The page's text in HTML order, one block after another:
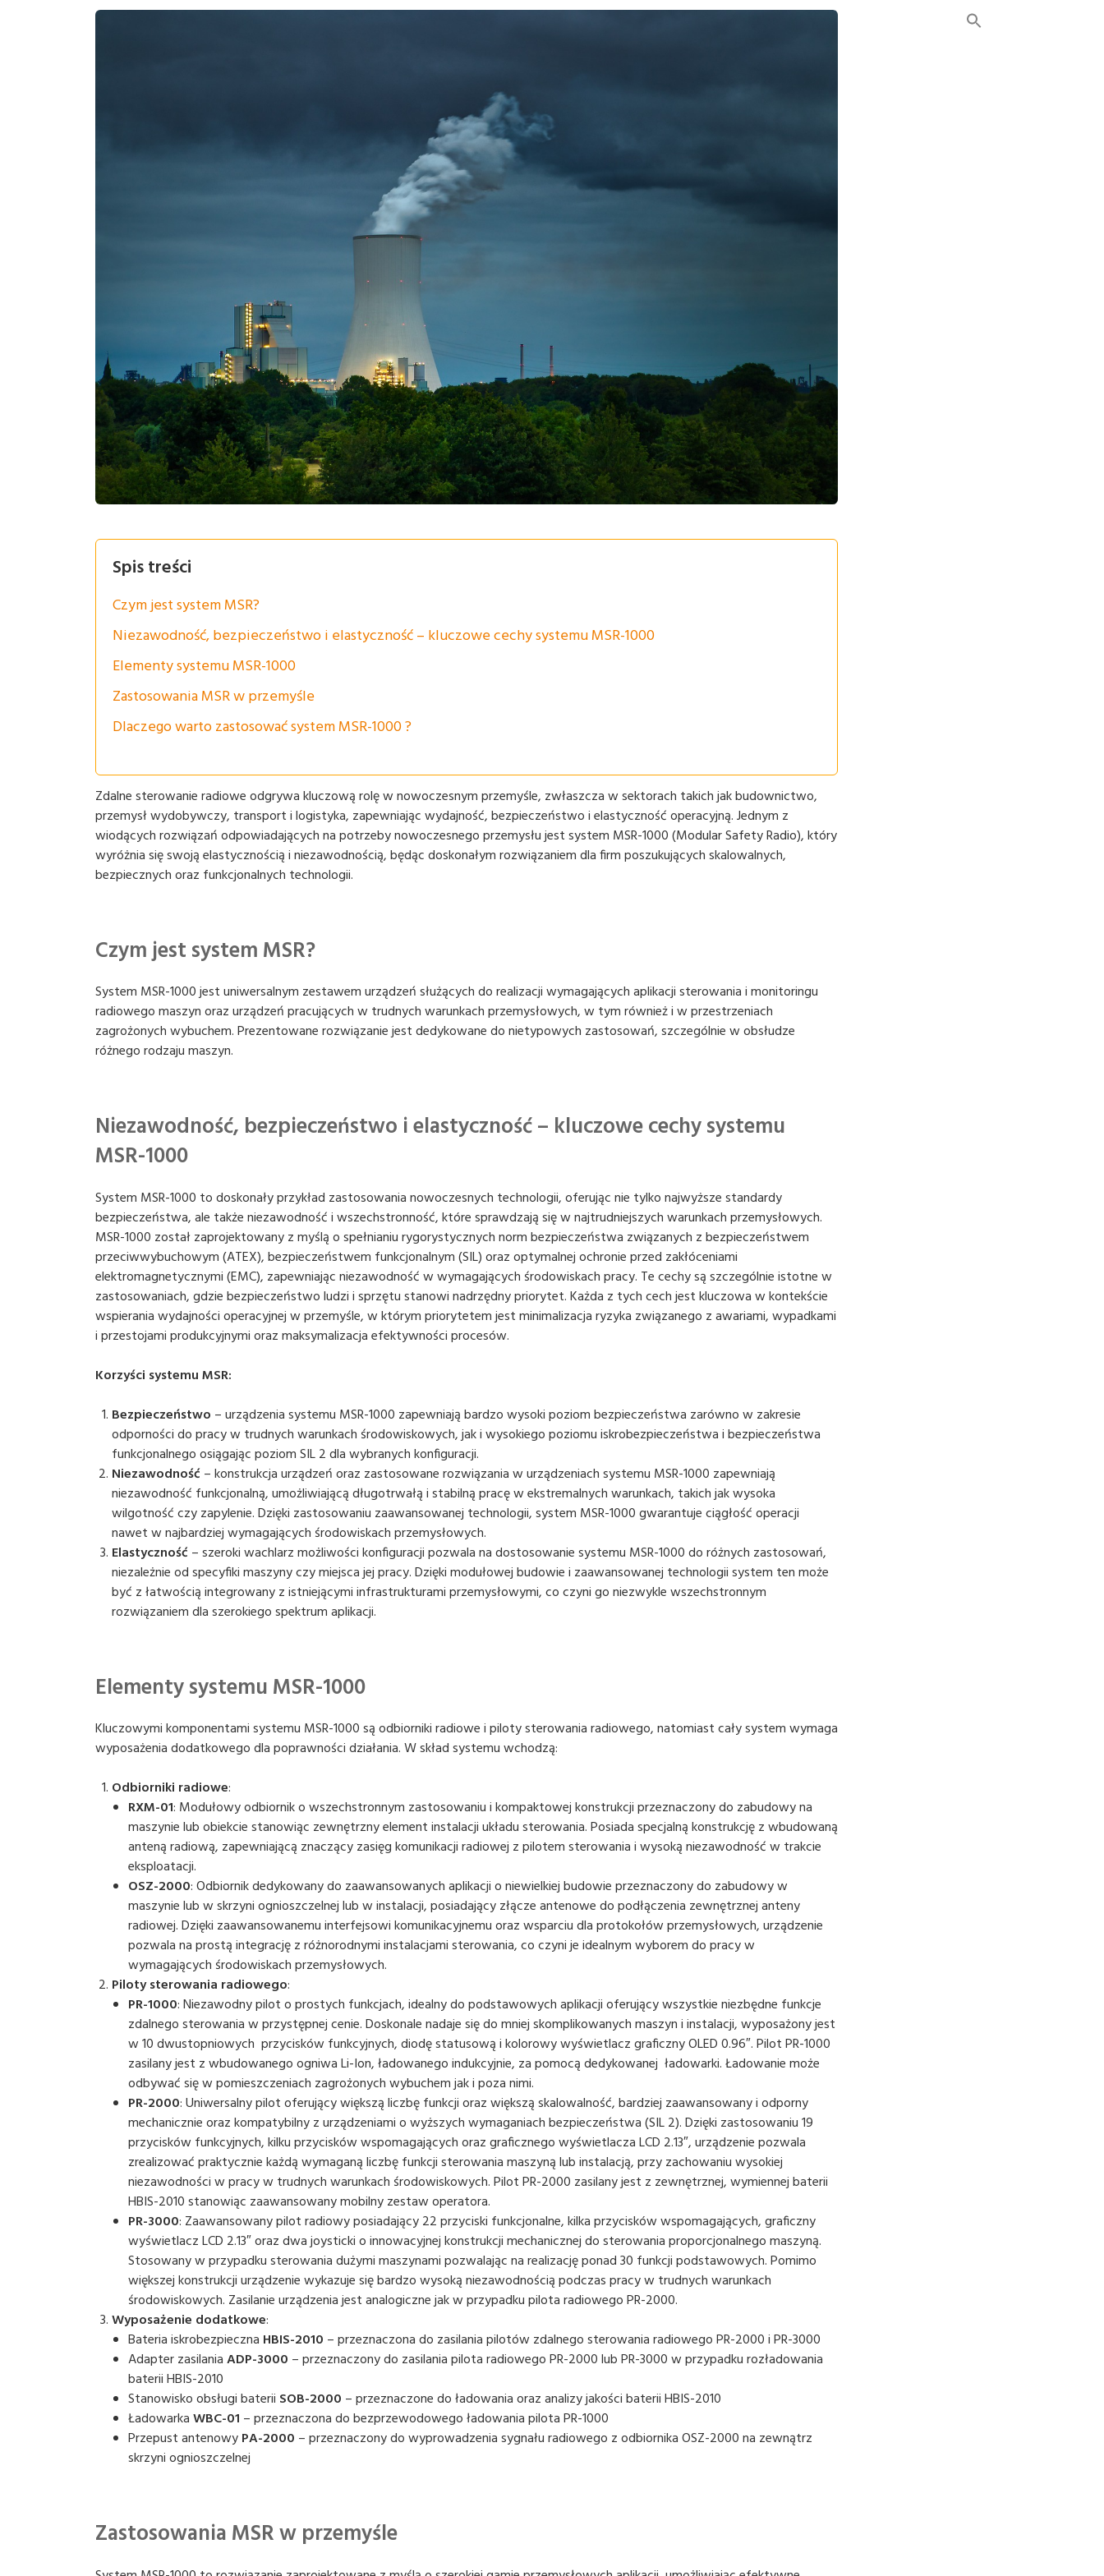
Spis treści
Czym jest system MSR?
Niezawodność, bezpieczeństwo i elastyczność – kluczowe cechy systemu MSR-1000
Elementy systemu MSR-1000
Zastosowania MSR w przemyśle
Dlaczego warto zastosować system MSR-1000 ?
Zdalne sterowanie radiowe odgrywa kluczową rolę w nowoczesnym przemyśle, zwłaszcza w sektorach takich jak budownictwo,
przemysł wydobywczy, transport i logistyka, zapewniając wydajność, bezpieczeństwo i elastyczność operacyjną. Jednym z
wiodących rozwiązań odpowiadających na potrzeby nowoczesnego przemysłu jest system MSR-1000 (Modular Safety Radio), który
wyróżnia się swoją elastycznością i niezawodnością, będąc doskonałym rozwiązaniem dla firm poszukujących skalowalnych,
bezpiecznych oraz funkcjonalnych technologii.
Czym jest system MSR?
System MSR-1000 jest uniwersalnym zestawem urządzeń służących do realizacji wymagających aplikacji sterowania i monitoringu
radiowego maszyn oraz urządzeń pracujących w trudnych warunkach przemysłowych, w tym również i w przestrzeniach
zagrożonych wybuchem. Prezentowane rozwiązanie jest dedykowane do nietypowych zastosowań, szczególnie w obsłudze
różnego rodzaju maszyn.
Niezawodność, bezpieczeństwo i elastyczność – kluczowe cechy systemu
MSR-1000
System MSR-1000 to doskonały przykład zastosowania nowoczesnych technologii, oferując nie tylko najwyższe standardy
bezpieczeństwa, ale także niezawodność i wszechstronność, które sprawdzają się w najtrudniejszych warunkach przemysłowych.
MSR-1000 został zaprojektowany z myślą o spełnianiu rygorystycznych norm bezpieczeństwa związanych z bezpieczeństwem
przeciwwybuchowym (ATEX), bezpieczeństwem funkcjonalnym (SIL) oraz optymalnej ochronie przed zakłóceniami
elektromagnetycznymi (EMC), zapewniając niezawodność w wymagających środowiskach pracy. Te cechy są szczególnie istotne w
zastosowaniach, gdzie bezpieczeństwo ludzi i sprzętu stanowi nadrzędny priorytet. Każda z tych cech jest kluczowa w kontekście
wspierania wydajności operacyjnej w przemyśle, w którym priorytetem jest minimalizacja ryzyka związanego z awariami, wypadkami
i przestojami produkcyjnymi oraz maksymalizacja efektywności procesów.
Korzyści systemu MSR:
Bezpieczeństwo – urządzenia systemu MSR-1000 zapewniają bardzo wysoki poziom bezpieczeństwa zarówno w zakresie
odporności do pracy w trudnych warunkach środowiskowych, jak i wysokiego poziomu iskrobezpieczeństwa i bezpieczeństwa
funkcjonalnego osiągając poziom SIL 2 dla wybranych konfiguracji.
Niezawodność– konstrukcja urządzeń oraz zastosowane rozwiązania w urządzeniach systemu MSR-1000 zapewniają
niezawodność funkcjonalną, umożliwiającą długotrwałą i stabilną pracę w ekstremalnych warunkach, takich jak wysoka
wilgotność czy zapylenie. Dzięki zastosowaniu zaawansowanej technologii, system MSR-1000 gwarantuje ciągłość operacji
nawet w najbardziej wymagających środowiskach przemysłowych.
Elastyczność– szeroki wachlarz możliwości konfiguracji pozwala na dostosowanie systemu MSR-1000 do różnych zastosowań,
niezależnie od specyfiki maszyny czy miejsca jej pracy. Dzięki modułowej budowie i zaawansowanej technologii system ten może
być z łatwością integrowany z istniejącymi infrastrukturami przemysłowymi, co czyni go niezwykle wszechstronnym
rozwiązaniem dla szerokiego spektrum aplikacji.
Elementy systemu MSR-1000
Kluczowymi komponentami systemu MSR-1000 są odbiorniki radiowe i piloty sterowania radiowego, natomiast cały system wymaga
wyposażenia dodatkowego dla poprawności działania. W skład systemu wchodzą:
Odbiorniki radiowe:
RXM-01: Modułowy odbiornik o wszechstronnym zastosowaniu i kompaktowej konstrukcji przeznaczony do zabudowy na
maszynie lub obiekcie stanowiąc zewnętrzny element instalacji układu sterowania. Posiada specjalną konstrukcję z wbudowaną
anteną radiową, zapewniającą znaczący zasięg komunikacji radiowej z pilotem sterowania i wysoką niezawodność w trakcie
eksploatacji.
OSZ-2000: Odbiornik dedykowany do zaawansowanych aplikacji o niewielkiej budowie przeznaczony do zabudowy w
maszynie lub w skrzyni ognioszczelnej lub w instalacji, posiadający złącze antenowe do podłączenia zewnętrznej anteny
radiowej. Dzięki zaawansowanemu interfejsowi komunikacyjnemu oraz wsparciu dla protokołów przemysłowych, urządzenie
pozwala na prostą integrację z różnorodnymi instalacjami sterowania, co czyni je idealnym wyborem do pracy w
wymagających środowiskach przemysłowych.
Piloty sterowania radiowego:
PR-1000: Niezawodny pilot o prostych funkcjach, idealny do podstawowych aplikacji oferujący wszystkie niezbędne funkcje
zdalnego sterowania w przystępnej cenie. Doskonale nadaje się do mniej skomplikowanych maszyn i instalacji, wyposażony jest
w 10 dwustopniowych przycisków funkcyjnych, diodę statusową i kolorowy wyświetlacz graficzny OLED 0.96″. Pilot PR-1000
zasilany jest z wbudowanego ogniwa Li-Ion, ładowanego indukcyjnie, za pomocą dedykowanej ładowarki. Ładowanie może
odbywać się w pomieszczeniach zagrożonych wybuchem jak i poza nimi.
PR-2000: Uniwersalny pilot oferujący większą liczbę funkcji oraz większą skalowalność, bardziej zaawansowany i odporny
mechanicznie oraz kompatybilny z urządzeniami o wyższych wymaganiach bezpieczeństwa (SIL 2). Dzięki zastosowaniu 19
przycisków funkcyjnych, kilku przycisków wspomagających oraz graficznego wyświetlacza LCD 2.13″, urządzenie pozwala
zrealizować praktycznie każdą wymaganą liczbę funkcji sterowania maszyną lub instalacją, przy zachowaniu wysokiej
niezawodności w pracy w trudnych warunkach środowiskowych. Pilot PR-2000 zasilany jest z zewnętrznej, wymiennej baterii
HBIS-2010 stanowiąc zaawansowany mobilny zestaw operatora.
PR-3000: Zaawansowany pilot radiowy posiadający 22 przyciski funkcjonalne, kilka przycisków wspomagających, graficzny
wyświetlacz LCD 2.13″ oraz dwa joysticki o innowacyjnej konstrukcji mechanicznej do sterowania proporcjonalnego maszyną.
Stosowany w przypadku sterowania dużymi maszynami pozwalając na realizację ponad 30 funkcji podstawowych. Pomimo
większej konstrukcji urządzenie wykazuje się bardzo wysoką niezawodnością podczas pracy w trudnych warunkach
środowiskowych. Zasilanie urządzenia jest analogiczne jak w przypadku pilota radiowego PR-2000.
Wyposażenie dodatkowe:
Bateria iskrobezpieczna HBIS-2010 – przeznaczona do zasilania pilotów zdalnego sterowania radiowego PR-2000 i PR-3000
Adapter zasilaniaADP-3000 – przeznaczony do zasilania pilota radiowego PR-2000 lub PR-3000 w przypadku rozładowania
baterii HBIS-2010
Stanowisko obsługi baterii SOB-2000 – przeznaczone do ładowania oraz analizy jakości baterii HBIS-2010
ŁadowarkaWBC-01 – przeznaczona do bezprzewodowego ładowania pilota PR-1000
Przepust antenowyPA-2000 – przeznaczony do wyprowadzenia sygnału radiowego z odbiornika OSZ-2000 na zewnątrz
skrzyni ognioszczelnej
Zastosowania MSR w przemyśle